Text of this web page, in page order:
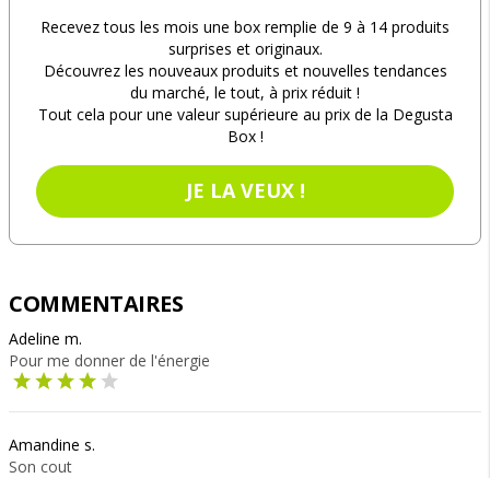
Recevez tous les mois une box remplie de 9 à 14 produits
surprises et originaux.
Découvrez les nouveaux produits et nouvelles tendances
du marché, le tout, à prix réduit !
Tout cela pour une valeur supérieure au prix de la Degusta
Box !
JE LA VEUX !
COMMENTAIRES
Adeline m.
Pour me donner de l'énergie
Amandine s.
Son cout